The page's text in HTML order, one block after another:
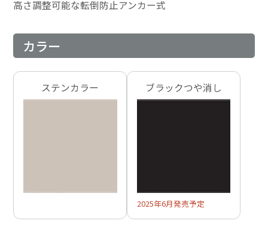
高さ調整可能な転倒防止アンカー式
カラー
ステンカラー ブラックつや消し
2025年6月発売予定